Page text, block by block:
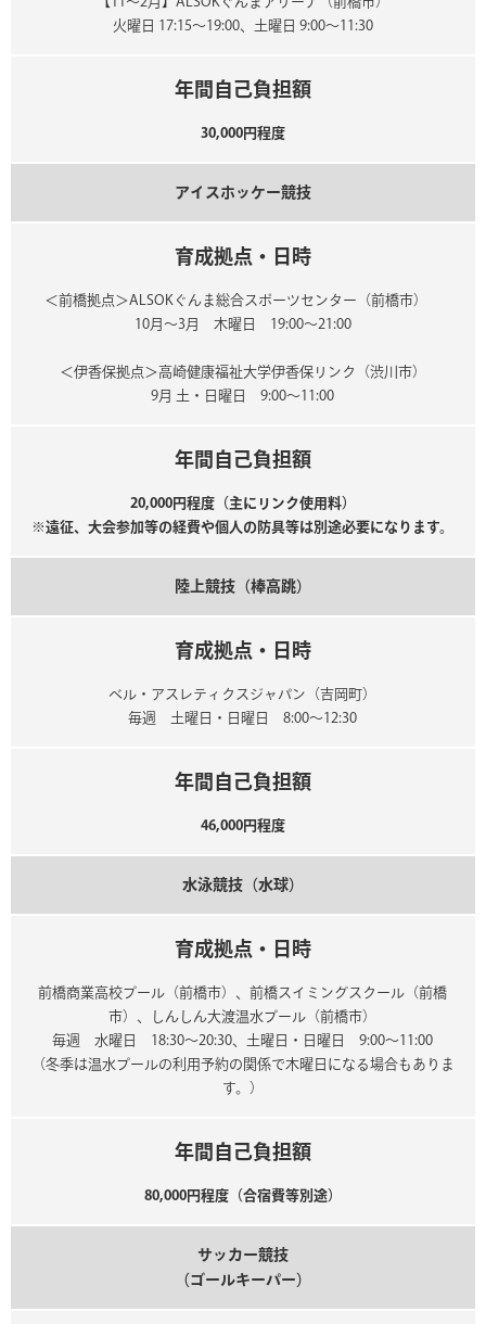
火曜日 17:15～19:00、土曜日 9:00～11:30
年間自己負担額
30,000円程度
アイスホッケー競技
育成拠点・日時
＜前橋拠点＞ALSOKぐんま総合スポーツセンター（前橋市）
10月～3月 木曜日 19:00～21:00
＜伊香保拠点＞高崎健康福祉大学伊香保リンク（渋川市）
9月 土・日曜日 9:00～11:00
年間自己負担額
20,000円程度（主にリンク使用料）
※遠征、大会参加等の経費や個人の防具等は別途必要になります。
陸上競技（棒高跳）
育成拠点・日時
ベル・アスレティクスジャパン（吉岡町）
毎週 土曜日・日曜日 8:00～12:30
年間自己負担額
46,000円程度
水泳競技（水球）
育成拠点・日時
前橋商業高校プール（前橋市）、前橋スイミングスクール（前橋
市）、しんしん大渡温水プール（前橋市）
毎週 水曜日 18:30～20:30、土曜日・日曜日 9:00～11:00
（冬季は温水プールの利用予約の関係で木曜日になる場合もありま
す。）
年間自己負担額
80,000円程度（合宿費等別途）
サッカー競技
（ゴールキーパー）